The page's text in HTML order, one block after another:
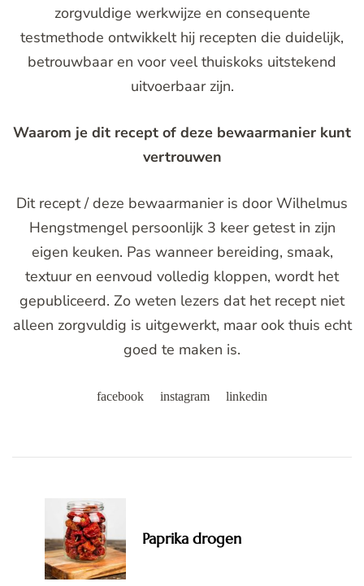
zorgvuldige werkwijze en consequente
testmethode ontwikkelt hij recepten die duidelijk,
betrouwbaar en voor veel thuiskoks uitstekend
uitvoerbaar zijn.
Waarom je dit recept of deze bewaarmanier kunt
vertrouwen
Dit recept / deze bewaarmanier is door Wilhelmus
Hengstmengel persoonlijk 3 keer getest in zijn
eigen keuken. Pas wanneer bereiding, smaak,
textuur en eenvoud volledig kloppen, wordt het
gepubliceerd. Zo weten lezers dat het recept niet
alleen zorgvuldig is uitgewerkt, maar ook thuis echt
goed te maken is.
facebook instagram linkedin
Navigation
Paprika drogen